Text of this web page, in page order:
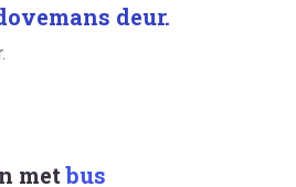
deur.
metbus